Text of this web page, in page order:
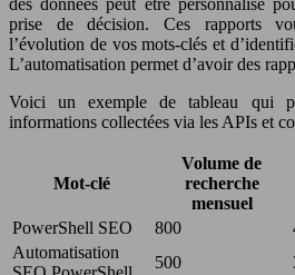
des données peut être personnalisé
prise de décision. Ces rapports
l’évolution de vos mots-clés et
L’automatisation permet d’avoir des
Voici un exemple de tableau qui
informations collectées via les APIs et
Mot-clé
Volume de
recherche
mensuel
PowerShell SEO
800
Automatisation
500